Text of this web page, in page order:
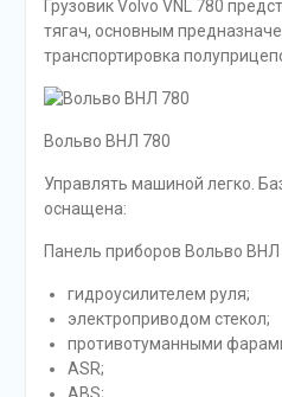
Грузовик Volvo VNL 780
тягач, основным
транспортировка
Вольво ВНЛ 780
Управлять машиной легко.
оснащена:
Панель приборов Вольво ВНЛ
гидроусилителем руля;
электроприводом стекол;
противотуманными
ASR;